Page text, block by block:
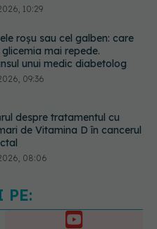
despre tratamentul cu
de Vitamina D în cancerul
pe care trebuie să le faci
de ani ca să întârzii
cu până la 13 ani
PE: